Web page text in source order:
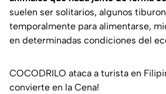
suelen ser solitarios, algunos
temporalmente para alimentarse,
en determinadas condiciones del
COCODRILO ataca a turista en
convierte en la Cena!